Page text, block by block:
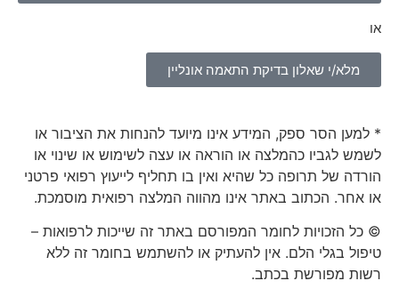
או
מלא/י שאלון בדיקת התאמה אונליין
* למען הסר ספק, המידע אינו מיועד להנחות את הציבור או
לשמש לגביו כהמלצה או הוראה או עצה לשימוש או שינוי או
הורדה של תרופה כל שהיא ואין בו תחליף לייעוץ רפואי פרטני
או אחר. הכתוב באתר אינו מהווה המלצה רפואית מוסמכת.
© כל הזכויות לחומר המפורסם באתר זה שייכות לרפואות –
טיפול בגלי הלם. אין להעתיק או להשתמש בחומר זה ללא
רשות מפורשת בכתב.